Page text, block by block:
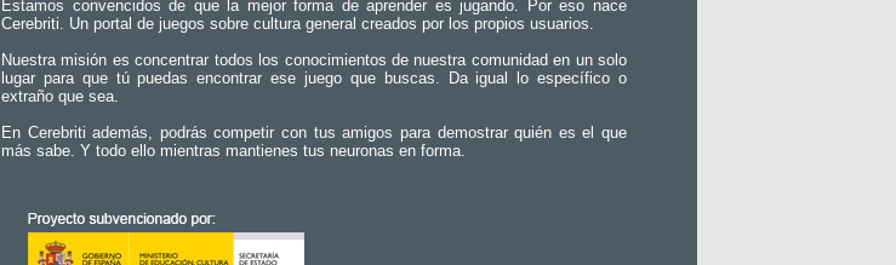
Estamos convencidos de que la mejor forma de aprender es jugando. Por eso nace
Cerebriti. Un portal de juegos sobre cultura general creados por los propios usuarios.
Nuestra misión es concentrar todos los conocimientos de nuestra comunidad en un solo
lugar para que tú puedas encontrar ese juego que buscas. Da igual lo específico o
extraño que sea.
En Cerebriti además, podrás competir con tus amigos para demostrar quién es el que
más sabe. Y todo ello mientras mantienes tus neuronas en forma.